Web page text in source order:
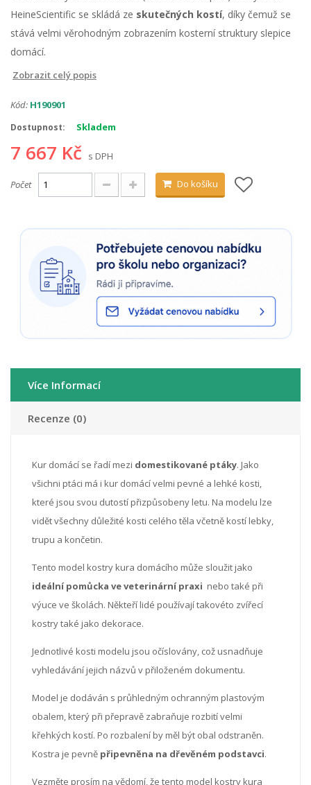
HeineScientific se skládá ze skutečných kostí, díky čemuž se
stává velmi věrohodným zobrazením kosterní struktury slepice
domácí.
Zobrazit celý popis
Kód: H190901
Dostupnost: Skladem
7 667 Kč s DPH
Počet Do košíku
Více Informací
Recenze (0)
Kur domácí se řadí mezi domestikované ptáky. Jako
všichni ptáci má i kur domácí velmi pevné a lehké kosti,
které jsou svou dutostí přizpůsobeny letu. Na modelu lze
vidět všechny důležité kosti celého těla včetně kostí lebky,
trupu a končetin.
Tento model kostry kura domácího může sloužit jako
ideální pomůcka ve veterinární praxi nebo také při
výuce ve školách. Někteří lidé používají takovéto zvířecí
kostry také jako dekorace.
Jednotlivé kosti modelu jsou očíslovány, což usnadňuje
vyhledávání jejich názvů v přiloženém dokumentu.
Model je dodáván s průhledným ochranným plastovým
obalem, který při přepravě zabraňuje rozbití velmi
křehkých kostí. Po rozbalení by měl být obal odstraněn.
Kostra je pevně připevněna na dřevěném podstavci.
Vezměte prosím na vědomí, že tento model kostry kura